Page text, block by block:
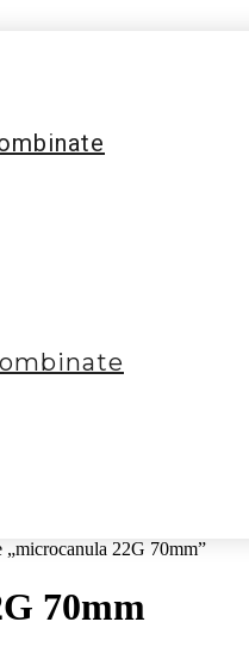
„microcanula 22G 70mm”
70mm